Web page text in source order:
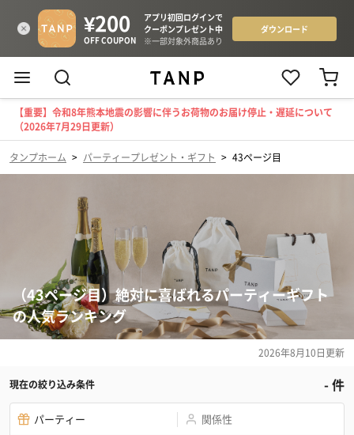
【重要】令和8年熊本地震の影響に伴うお荷物のお届け停止・遅延について
（2026年7月29日更新）
タンプホーム > パーティープレゼント・ギフト > 43ページ目
（43ページ目）絶対に喜ばれるパーティーギフト
の人気ランキング
2026年8月10日更新
現在の絞り込み条件 -件
パーティー 関係性